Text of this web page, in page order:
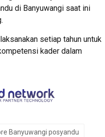
di Banyuwangi saat ini
setiap tahun untuk
kader dalam
Banyuwangi posyandu